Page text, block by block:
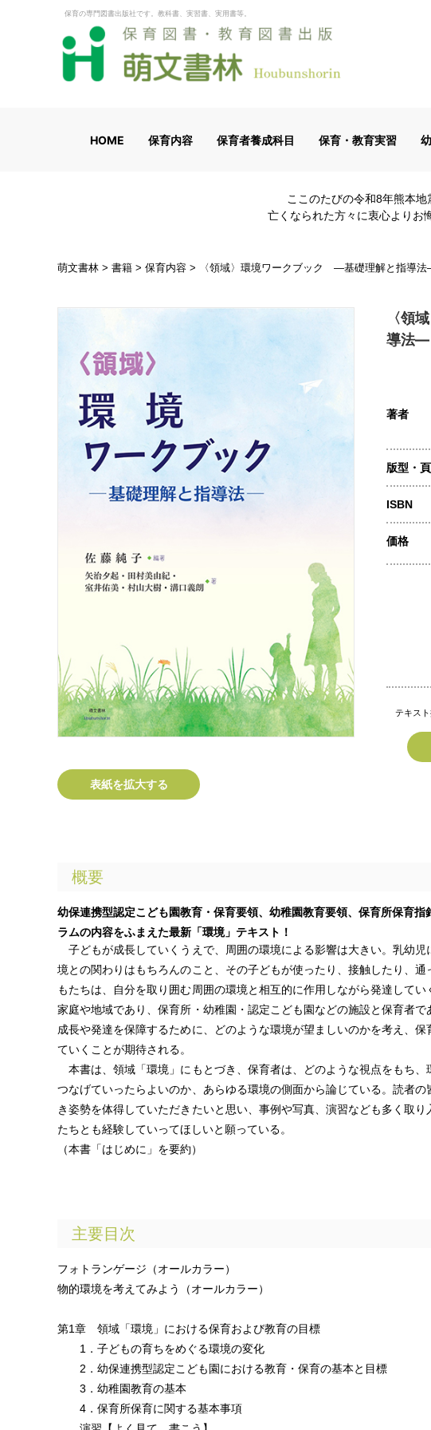
保育の専門図書出版社です。教科書、実習書、実用書等。
HOME 保育内容 保育者養成科目 保育・教育実習
ここのたびの令和8年熊本
亡くなられた方々に衷心よりお
萌文書林 > 書籍 > 保育内容 > 〈領域〉環境ワークブック ―基礎理解と指導
表紙を拡大する
〈領
導法―
著者
版型・頁
ISBN
価格
テキス
概要
幼保連携型認定こども園教育・保育要領、幼稚園教育要領、保育所保育
ラムの内容をふまえた最新「環境」テキスト！
子どもが成長していくうえで、周囲の環境による影響は大きい。乳幼
境との関わりはもちろんのこと、その子どもが使ったり、接触したり、
もたちは、自分を取り囲む周囲の環境と相互的に作用しながら発達して
家庭や地域であり、保育所・幼稚園・認定こども園などの施設と保育者
成長や発達を保障するために、どのような環境が望ましいのかを考え、
ていくことが期待される。
本書は、領域「環境」にもとづき、保育者は、どのような視点をもち
つなげていったらよいのか、あらゆる環境の側面から論じている。読者
き姿勢を体得していただきたいと思い、事例や写真、演習なども多く取
たちとも経験していってほしいと願っている。
（本書「はじめに」を要約）
主要目次
フォトランゲージ（オールカラー）
物的環境を考えてみよう（オールカラー）
第1章 領域「環境」における保育および教育の目標
1．子どもの育ちをめぐる環境の変化
2．幼保連携型認定こども園における教育・保育の基本と目標
3．幼稚園教育の基本
4．保育所保育に関する基本事項